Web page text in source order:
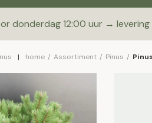
donderdag 12:00 uur → levering
home / Assortiment / Pinus /